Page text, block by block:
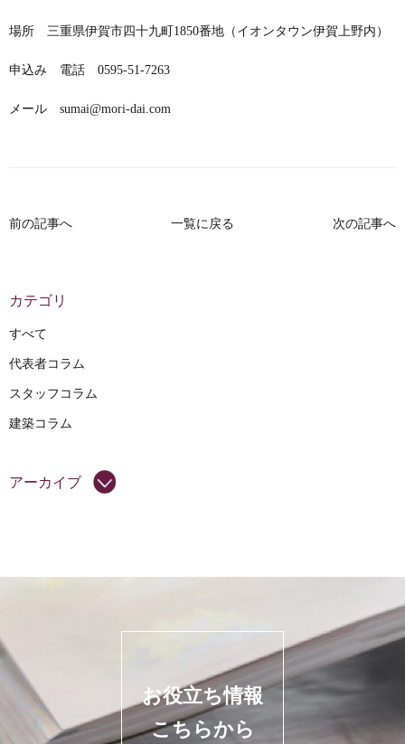
場所 三重県伊賀市四十九町1850番地（イオンタウン伊賀上野内）
申込み 電話 0595-51-7263
メール sumai@mori-dai.com
前の記事へ 一覧に戻る 次の記事へ
カテゴリ
すべて
代表者コラム
スタッフコラム
建築コラム
アーカイブ
お役立ち情報
こちらから